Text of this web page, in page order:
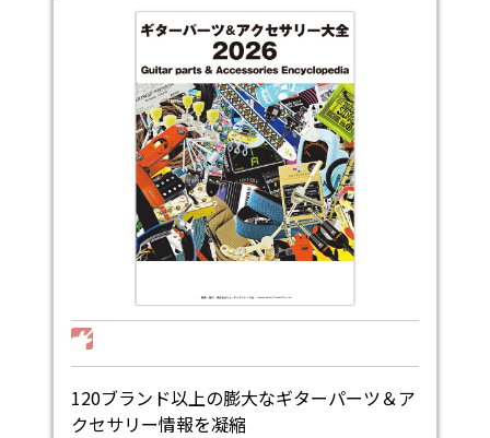
120ブランド以上の膨大なギターパーツ＆ア
クセサリー情報を凝縮